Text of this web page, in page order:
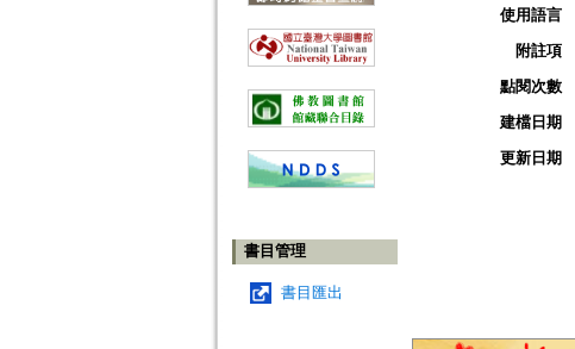
書目管理
書目匯出
使用語言
附註項
點閱次數
建檔日期
更新日期